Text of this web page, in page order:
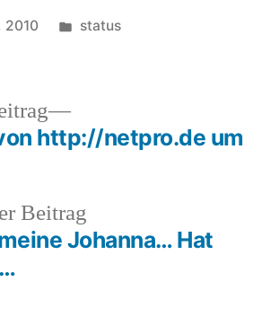
2010
Veröffentlicht
status
Beitrag
Beitrag:
Johanna… Hat
Nächster
Beitrag:
http://netpro.de um